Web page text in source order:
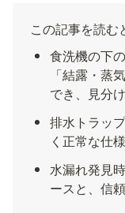
この記事を読む
食洗機の下
「結露・蒸
でき、見分
排水トラッ
く正常な仕様
水漏れ発見
ースと、信